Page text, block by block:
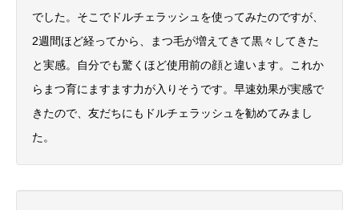
でした。そこでドルチェラッシュを使ってみたのですが、
2週間ほど経ってから、まつ毛が増えてきて黒々してきた
と実感。自分でも驚くほど使用前の顔と違います。これか
らまつ育にますます力が入りそうです。早速効果が実感で
きたので、友だちにもドルチェラッシュを勧めてみまし
た。